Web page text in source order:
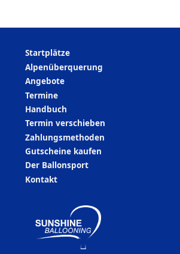
Startplätze
Alpenüberquerung
Angebote
Termine
Handbuch
Termin verschieben
Zahlungsmethoden
Gutscheine kaufen
Der Ballonsport
Kontakt